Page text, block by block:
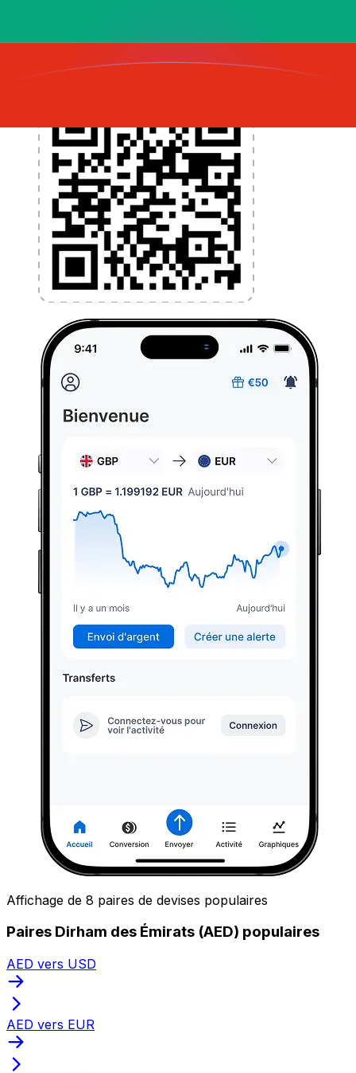
Affichage de 8 paires de devises populaires
Paires Dirham des Émirats (AED) populaires
AED vers USD
AED vers EUR